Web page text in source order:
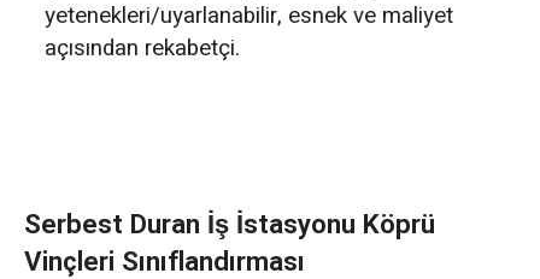
yetenekleri/uyarlanabilir, esnek ve maliyet
açısından rekabetçi.
Serbest Duran İş İstasyonu Köprü
Vinçleri Sınıflandırması